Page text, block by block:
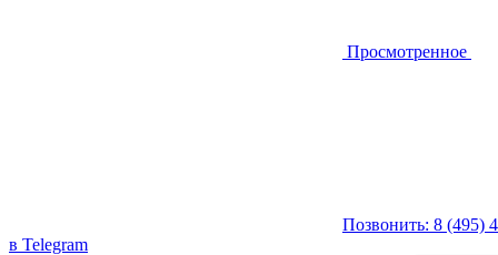
Просмотренное
Позвонить: 8 (495)
в Telegram